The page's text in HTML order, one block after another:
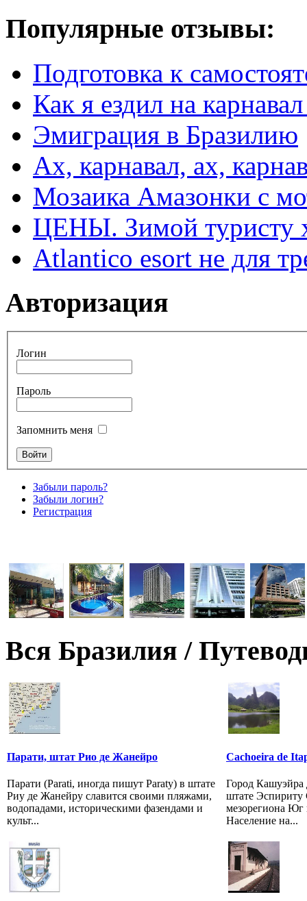
Популярные отзывы:
Подготовка к
Как я ездил на
Эмиграция в Бразилию
Ах, карнавал, ах,
Мозаика Амазонки с
ЦЕНЫ. Зимой туристу
Atlantico esort не для
Авторизация
Логин
Пароль
Запомнить меня
Забыли пароль?
Забыли логин?
Регистрация
Вся Бразилия /
Парати, штат Рио де Жанейрo
Парати (Parati, иногда пишут Paraty) в штате
Риу де Жанейру славится своими пляжами,
водопадами, историческими фазендами и
культ...
Cachoeira de
Город Кашуэйра
штате Эспириту
мезорегиона Юг
Население на...